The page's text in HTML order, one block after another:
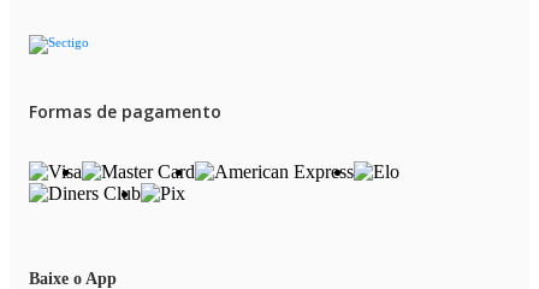
Formas de pagamento
Baixe o App